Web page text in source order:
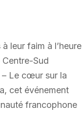
leur faim à l’heure
Sud
– Le cœur sur la
cet événement
francophone